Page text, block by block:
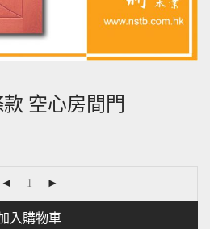
空心房間門
入購物車